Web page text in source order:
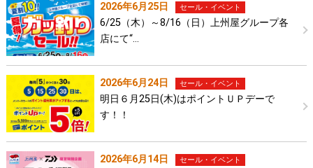
2026年6月25日 セール・イベント
6/25（木）～8/16（日）上州屋グループ各
店にて“…
2026年6月24日 セール・イベント
明日６月25日(木)はポイントＵＰデーで
す！！
2026年6月14日 セール・イベント